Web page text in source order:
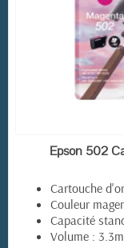
Epson 502
Cartouche
Couleur
Capacité
Volume :